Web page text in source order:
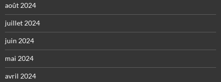
août 2024
juillet 2024
juin 2024
mai 2024
avril 2024